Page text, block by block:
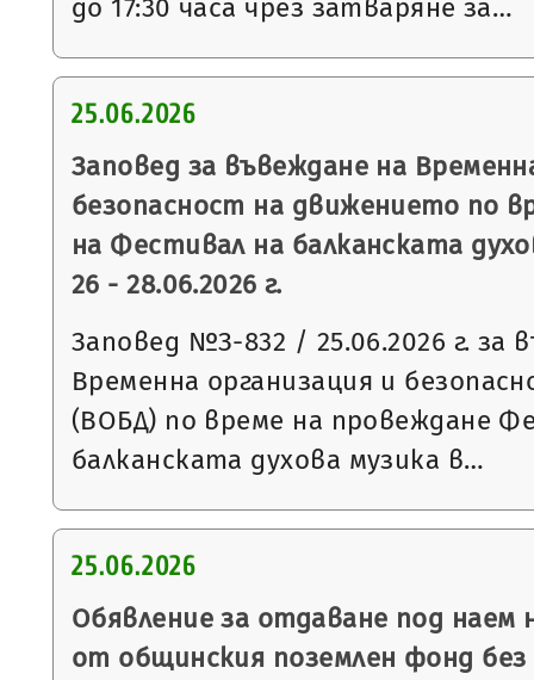
до 17:30 часа чрез затваряне за…
25.06.2026
Заповед за въвеждане на
безопасност на движението по
на Фестивал на балканската
26 - 28.06.2026 г.
Заповед №З-832 / 25.06.2026 г. за
Временна организация и
(ВОБД) по време на провеждане
балканската духова музика в…
25.06.2026
Обявление за отдаване под
от общинския поземлен фонд без